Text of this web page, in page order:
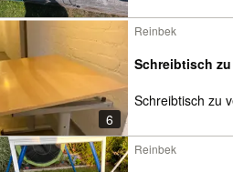
6
Reinbek
Schreibtisch
Schreibtisch zu
Reinbek